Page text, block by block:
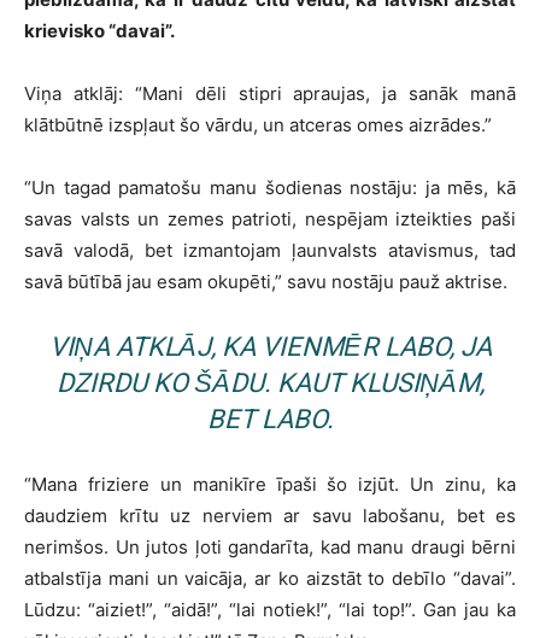
krievisko “davai”.
Viņa atklāj: “Mani dēli stipri apraujas, ja sanāk manā
klātbūtnē izspļaut šo vārdu, un atceras omes aizrādes.”
“Un tagad pamatošu manu šodienas nostāju: ja mēs, kā
savas valsts un zemes patrioti, nespējam izteikties paši
savā valodā, bet izmantojam ļaunvalsts atavismus, tad
savā būtībā jau esam okupēti,” savu nostāju pauž aktrise.
VIŅA ATKLĀJ, KA VIENMĒR LABO, JA
DZIRDU KO ŠĀDU. KAUT KLUSIŅĀM,
BET LABO.
“Mana friziere un manikīre īpaši šo izjūt. Un zinu, ka
daudziem krītu uz nerviem ar savu labošanu, bet es
nerimšos. Un jutos ļoti gandarīta, kad manu draugi bērni
atbalstīja mani un vaicāja, ar ko aizstāt to debīlo “davai”.
Lūdzu: “aiziet!”, “aidā!”, “lai notiek!”, “lai top!”. Gan jau ka